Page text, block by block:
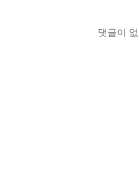
댓글이